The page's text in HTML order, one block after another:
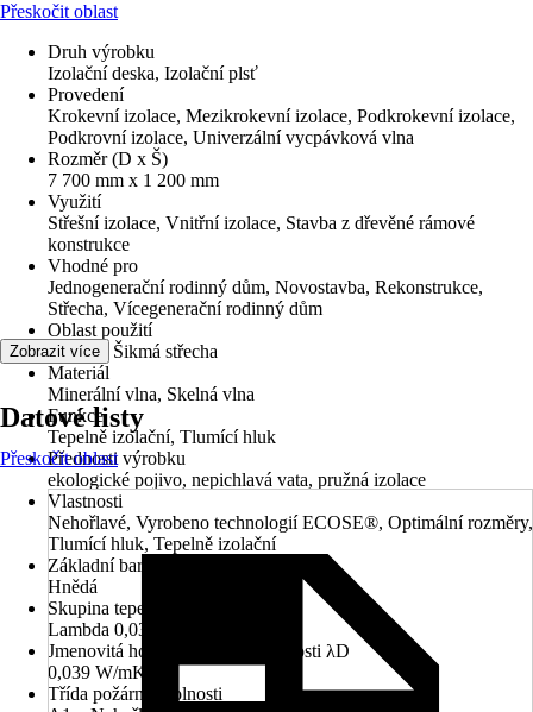
Přeskočit oblast
Druh výrobku
Izolační deska, Izolační plsť
Provedení
Krokevní izolace, Mezikrokevní izolace, Podkrokevní izolace,
Podkrovní izolace, Univerzální vycpávková vlna
Rozměr (D x Š)
7 700 mm x 1 200 mm
Využití
Střešní izolace, Vnitřní izolace, Stavba z dřevěné rámové
konstrukce
Vhodné pro
Jednogenerační rodinný dům, Novostavba, Rekonstrukce,
Střecha, Vícegenerační rodinný dům
Oblast použití
Střecha, Šikmá střecha
Materiál
Minerální vlna, Skelná vlna
Funkce
Tepelně izolační, Tlumící hluk
Přednosti výrobku
ekologické pojivo, nepichlavá vata, pružná izolace
Vlastnosti
Nehořlavé, Vyrobeno technologií ECOSE®, Optimální rozměry,
Tlumící hluk, Tepelně izolační
Základní barva
Hnědá
Skupina tepelné vodivosti
Lambda 0,039
Jmenovitá hodnota tepelné vodivosti λD
0,039 W/mK
Třída požární odolnosti
Zobrazit více
Datové listy
Přeskočit oblast